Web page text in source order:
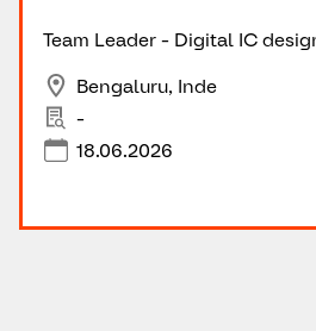
Team Leader - Digital IC
Bengaluru, Inde
-
18.06.2026